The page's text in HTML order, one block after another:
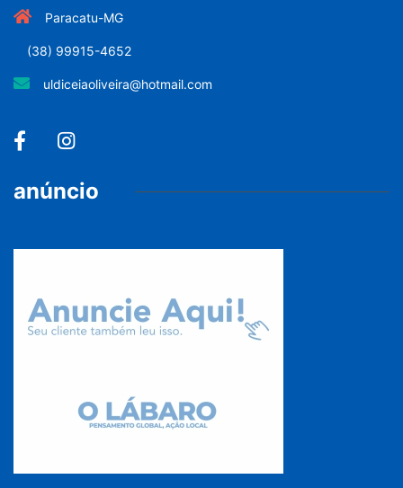
Paracatu-MG
(38) 99915-4652
uldiceiaoliveira@hotmail.com
anúncio